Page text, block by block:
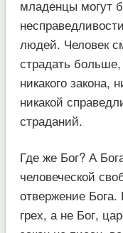
младенцы могут
людей. Человек
страдать
никакого закона,
никакой
страданий.
Где же Бог? А
человеческой
отвержение Бога.
грех, а не Бог,